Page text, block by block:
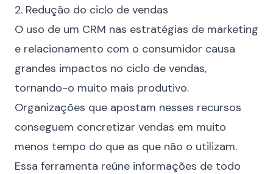
2. Redução do ciclo de vendas
O uso de um CRM nas estratégias de marketing
e relacionamento com o consumidor causa
grandes impactos no ciclo de vendas,
tornando-o muito mais produtivo.
Organizações que apostam nesses recursos
conseguem concretizar vendas em muito
menos tempo do que as que não o utilizam.
Essa ferramenta reúne informações de todo